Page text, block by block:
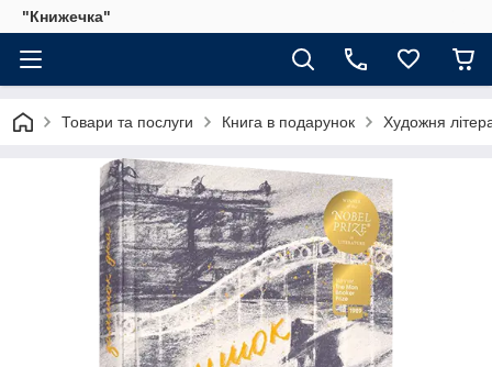
"Книжечка"
Товари та послуги Книга в подарунок Художня